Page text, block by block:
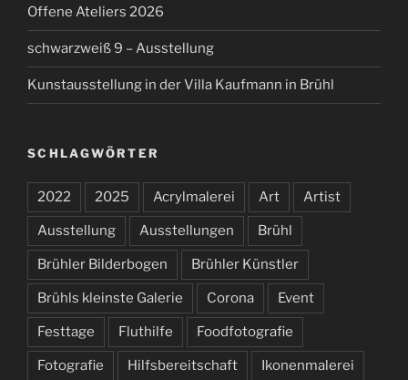
Offene Ateliers 2026
schwarzweiß 9 – Ausstellung
Kunstausstellung in der Villa Kaufmann in Brühl
SCHLAGWÖRTER
2022 2025 Acrylmalerei Art Artist
Ausstellung Ausstellungen Brühl
Brühler Bilderbogen Brühler Künstler
Brühls kleinste Galerie Corona Event
Festtage Fluthilfe Foodfotografie
Fotografie Hilfsbereitschaft Ikonenmalerei